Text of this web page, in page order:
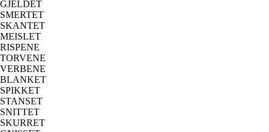
GJELDET
SMERTET
SKANTET
MEISLET
RISPENE
TORVENE
VERBENE
BLANKET
SPIKKET
STANSET
SNITTET
SKURRET